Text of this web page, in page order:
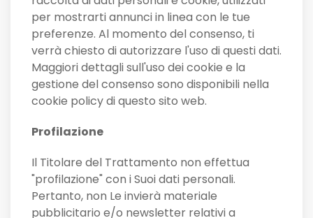
per mostrarti annunci in linea con le tue
preferenze. Al momento del consenso, ti
verrà chiesto di autorizzare l'uso di questi dati.
Maggiori dettagli sull'uso dei cookie e la
gestione del consenso sono disponibili nella
cookie policy di questo sito web.
Profilazione
Il Titolare del Trattamento non effettua
"profilazione" con i Suoi dati personali.
Pertanto, non Le invierà materiale
pubblicitario e/o newsletter relativi a